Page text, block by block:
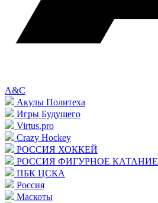
A&C
Акулы Политеха
Игры Будущего
Virtus.pro
Crazy Hockey
РОССИЯ ХОККЕЙ
РОССИЯ ФИГУРНОЕ КАТАНИЕ
ПБК ЦСКА
Россия
Маскоты